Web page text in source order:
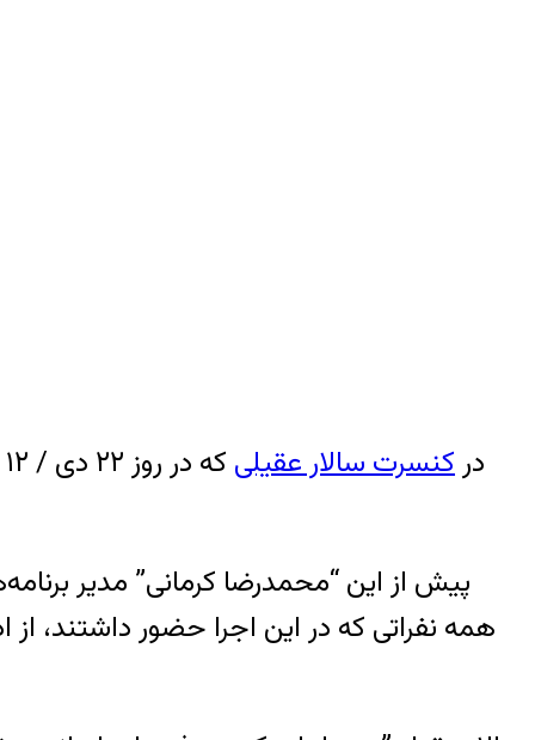
درکنسرت سالار عقیلی
پیش از این “محمدرضا کرمانی” مدیر
همه نفراتی که در این اجرا حضور داشتند، از